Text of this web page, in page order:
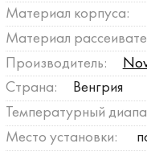
Материал корпуса:
Материал
Производитель:
Страна:
Венгрия
Температурный
Место установки: